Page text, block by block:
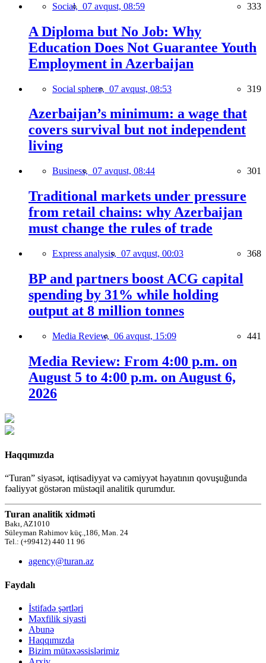
Social, 07 avqust, 08:59 333
A Diploma but No Job: Why
Education Does Not Guarantee Youth
Employment in Azerbaijan
Social sphere, 07 avqust, 08:53 319
Azerbaijan’s minimum: a wage that
covers survival but not independent
living
Business, 07 avqust, 08:44 301
Traditional markets under pressure
from retail chains: why Azerbaijan
must change the rules of trade
Express analysis, 07 avqust, 00:03 368
BP and partners boost ACG capital
spending by 31% while holding
output at 8 million tonnes
Media Review, 06 avqust, 15:09 441
Media Review: From 4:00 p.m. on
August 5 to 4:00 p.m. on August 6,
2026
Haqqımızda
“Turan” siyasət, iqtisadiyyat və cəmiyyət həyatının qovuşuğunda
fəaliyyət göstərən müstəqil analitik qurumdur.
Turan analitik xidməti
Bakı, AZ1010
Süleyman Rəhimov küç.,186, Mən. 24
Tel.: (+99412) 440 11 96
agency@turan.az
Faydalı
İstifadə şərtləri
Məxfilik siyasti
Abunə
Haqqımızda
Bizim mütəxəssislərimiz